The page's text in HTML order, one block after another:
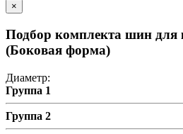
×
Подбор комплекта шин для
(Боковая форма)
Диаметр:
Группа 1
Группа 2